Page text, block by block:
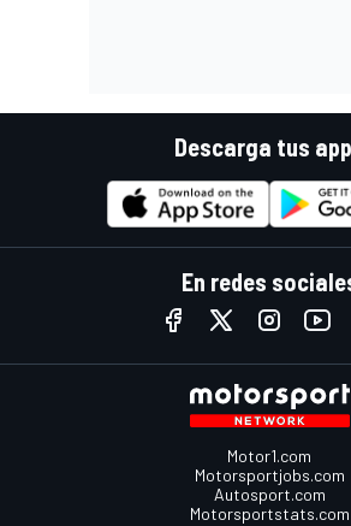
Descarga tus
En redes
Motor1.com
Motorsportjobs.com
Autosport.com
Motorsportstats.com